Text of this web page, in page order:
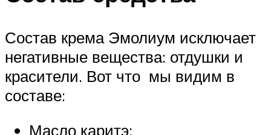
Состав крема Эмолиум исключает
негативные вещества: отдушки и
красители. Вот что мы видим в
составе:
Масло каритэ;